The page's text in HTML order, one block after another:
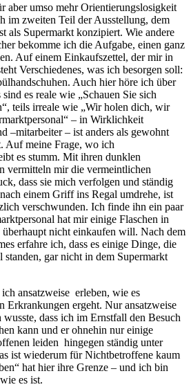
aber umso mehr Orientierungslosigkeit
im zweiten Teil der Ausstellung, dem
als Supermarkt konzipiert. Wie andere
bekomme ich die Aufgabe, einen ganz
Auf einem Einkaufszettel, der mir in
Verschiedenes, was ich besorgen soll:
Auch hier höre ich über
es reale wie „Schauen Sie sich
teils irreale wie „Wir holen dich, wir
– in Wirklichkeit
–mitarbeiter – ist anders als gewohnt
Auf meine Frage, wo ich
es stumm. Mit ihren dunklen
vermitteln mir die vermeintlichen
dass sie mich verfolgen und ständig
einem Griff ins Regal umdrehe, ist
verschwunden. Ich finde ihn ein paar
hat mir einige Flaschen in
überhaupt nicht einkaufen will. Nach dem
erfahre ich, dass es einige Dinge, die
standen, gar nicht in dem Supermarkt
ansatzweise erleben, wie es
Erkrankungen ergeht. Nur ansatzweise
dass ich im Ernstfall den Besuch
kann und er ohnehin nur einige
leiden hingegen ständig unter
ist wiederum für Nichtbetroffene kaum
hat hier ihre Grenze – und ich bin
es ist.